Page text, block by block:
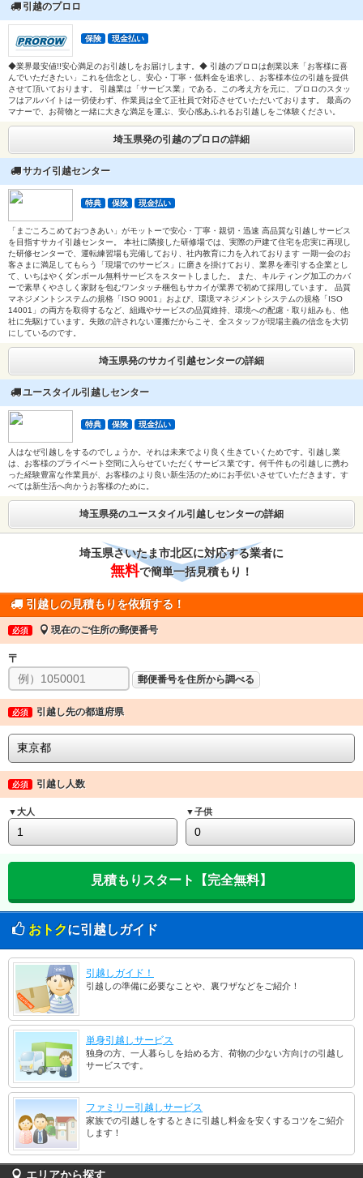
引越のプロロ
保険 現金払い
◆業界最安値!!安心満足のお引越しをお届けします。◆ 引越のプロロは創業以来「お客様に喜
んでいただきたい」これを信念とし、安心・丁寧・低料金を追求し、お客様本位の引越を提供
させて頂いております。 引越業は「サービス業」である。この考え方を元に、プロロのスタッ
フはアルバイトは一切使わず、作業員は全て正社員で対応させていただいております。 最高の
マナーで、お荷物と一緒に大きな満足を運ぶ、安心感あふれるお引越しをご体験ください。
埼玉県発の引越のプロロの詳細
サカイ引越センター
特典 保険 現金払い
「まごころこめておつきあい」がモットーで安心・丁寧・親切・迅速 高品質な引越しサービス
を目指すサカイ引越センター。 本社に隣接した研修場では、実際の戸建て住宅を忠実に再現し
た研修センターで、運転練習場も完備しており、社内教育に力を入れております 一期一会のお
客さまに満足してもらう「現場でのサービス」に磨きを掛けており、業界を牽引する企業とし
て、いちはやくダンボール無料サービスをスタートしました。 また、キルティング加工のカバ
ーで素早くやさしく家財を包むワンタッチ梱包もサカイが業界で初めて採用しています。 品質
マネジメントシステムの規格「ISO 9001」および、環境マネジメントシステムの規格「ISO
14001」の両方を取得するなど、組織やサービスの品質維持、環境への配慮・取り組みも、他
社に先駆けています。失敗の許されない運搬だからこそ、全スタッフが現場主義の信念を大切
にしているのです。
埼玉県発のサカイ引越センターの詳細
ユースタイル引越しセンター
特典 保険 現金払い
人はなぜ引越しをするのでしょうか。それは未来でより良く生きていくためです。引越し業
は、お客様のプライベート空間に入らせていただくサービス業です。何千件もの引越しに携わ
った経験豊富な作業員が、お客様のより良い新生活のためにお手伝いさせていただきます。す
べては新生活へ向かうお客様のために。
埼玉県発のユースタイル引越しセンターの詳細
埼玉県さいたま市北区に対応する業者に
無料で簡単一括見積もり！
引越しの見積もりを依頼する！
必須 現在のご住所の郵便番号
〒
郵便番号を住所から調べる
必須 引越し先の都道府県
必須 引越し人数
▼大人 ▼子供
おトクに引越しガイド
引越しガイド！
引越しの準備に必要なことや、裏ワザなどをご紹介！
単身引越しサービス
独身の方、一人暮らしを始める方、荷物の少ない方向けの引越し
サービスです。
ファミリー引越しサービス
家族での引越しをするときに引越し料金を安くするコツをご紹介
します！
エリアから探す